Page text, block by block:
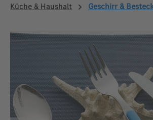
Küche & Haushalt
Geschirr &
Bildergalerie überspringen